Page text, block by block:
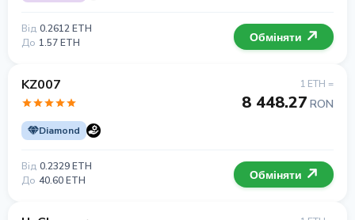
Від 0.2612 ETH
До 1.57 ETH Обміняти
KZ007
Diamond
1 ETH =
8 448.27 RON
Від 0.2329 ETH
До 40.60 ETH Обміняти